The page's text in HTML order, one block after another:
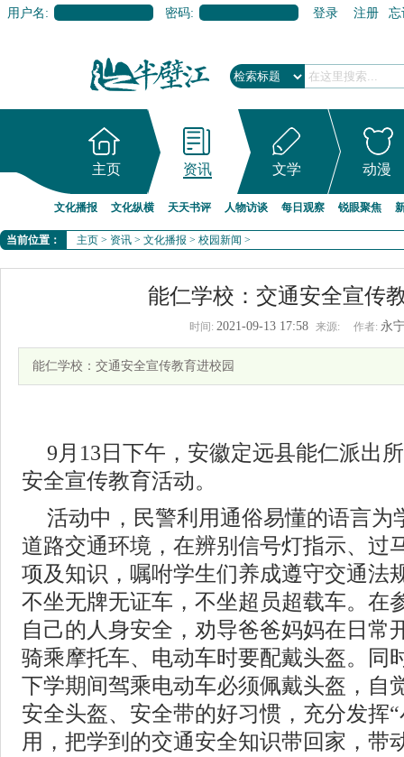
用户名: 密码: 登录 注册 忘
主页 资讯 文学 动漫
文化播报 文化纵横 天天书评 人物访谈 每日观察 锐眼聚焦
当前位置： 主页 > 资讯 > 文化播报 > 校园新闻 >
能仁学校：交通安全宣传
时间: 2021-09-13 17:58 来源: 作者: 永
能仁学校：交通安全宣传教育进校园
9月13日下午，安徽定远县能仁派出
安全宣传教育活动。
活动中，民警利用通俗易懂的语言为
道路交通环境，在辨别信号灯指示、过
项及知识，嘱咐学生们养成遵守交通法
不坐无牌无证车，不坐超员超载车。在
自己的人身安全，劝导爸爸妈妈在日常
骑乘摩托车、电动车时要配戴头盔。同
下学期间驾乘电动车必须佩戴头盔，自
安全头盔、安全带的好习惯，充分发挥
用，把学到的交通安全知识带回家，带